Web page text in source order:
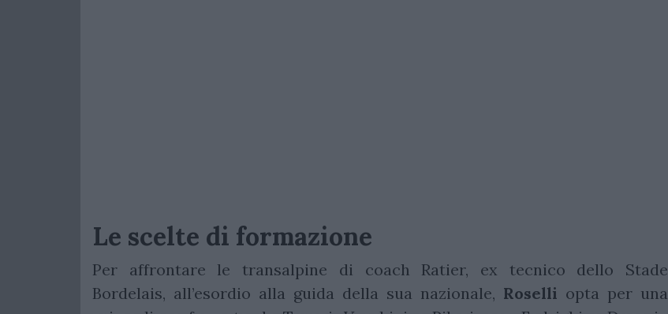
Le scelte di formazione
Per affrontare le transalpine di coach Ratier, ex tecnico dello Stade
Bordelais, all’esordio alla guida della sua nazionale, Roselli opta per una